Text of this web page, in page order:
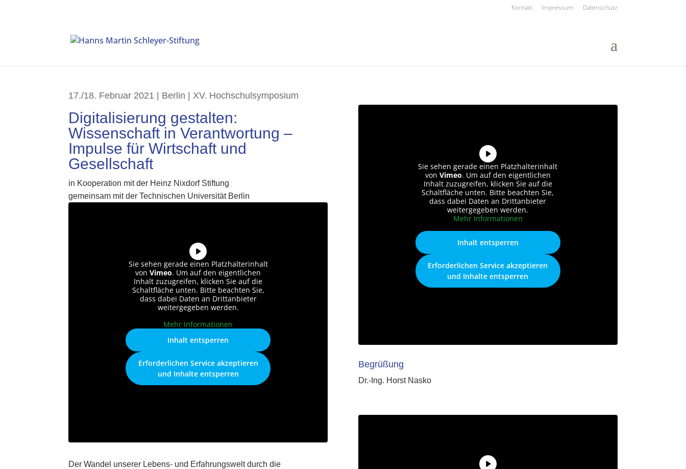
Kontakt Impressum Datenschutz
17./18. Februar 2021 | Berlin | XV. Hochschulsymposium
Digitalisierung gestalten:
Wissenschaft in Verantwortung –
Impulse für Wirtschaft und
Gesellschaft
in Kooperation mit der Heinz Nixdorf Stiftung
gemeinsam mit der Technischen Universität Berlin
Sie sehen gerade einen Platzhalterinhalt
vonVimeo. Um auf den eigentlichen
Inhalt zuzugreifen, klicken Sie auf die
Schaltfläche unten. Bitte beachten Sie,
dass dabei Daten an Drittanbieter
weitergegeben werden.
Mehr Informationen
Inhalt entsperren
Erforderlichen Service akzeptieren
und Inhalte entsperren
Der Wandel unserer Lebens- und Erfahrungswelt durch die
Sie sehen gerade einen Platzhalterinhalt
von Vimeo. Um auf den eigentlichen
Inhalt zuzugreifen, klicken Sie auf die
Schaltfläche unten. Bitte beachten Sie,
dass dabei Daten an Drittanbieter
weitergegeben werden.
Mehr Informationen
Inhalt entsperren
Erforderlichen Service akzeptieren
und Inhalte entsperren
Begrüßung
Dr.-Ing. Horst Nasko